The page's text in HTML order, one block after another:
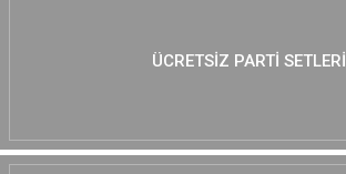
ÜCRETSIZ PARTI SETLERI